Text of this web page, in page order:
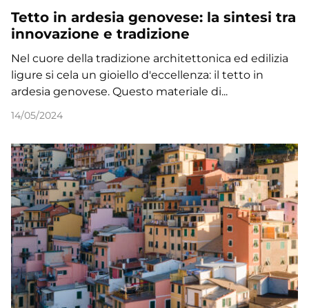
Tetto in ardesia genovese: la sintesi tra
innovazione e tradizione
Nel cuore della tradizione architettonica ed edilizia
ligure si cela un gioiello d'eccellenza: il tetto in
ardesia genovese. Questo materiale di...
14/05/2024